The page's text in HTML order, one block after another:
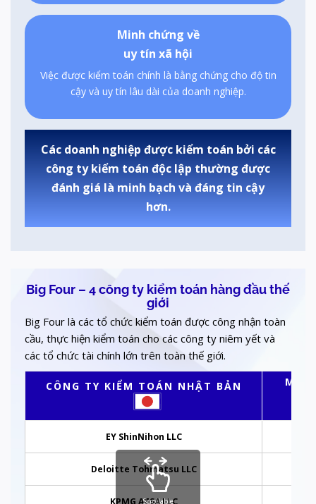
Minh chứng về
uy tín xã hội
Việc được kiểm toán chính là bằng chứng cho độ tin
cậy và uy tín lâu dài của doanh nghiệp.
Các doanh nghiệp được kiểm toán bởi các
công ty kiểm toán độc lập thường được
đánh giá là minh bạch và đáng tin cậy
hơn.
Big Four – 4 công ty kiểm toán hàng đầu thế
giới
Big Four là các tổ chức kiểm toán được công nhận toàn
cầu, thực hiện kiểm toán cho các công ty niêm yết và
các tổ chức tài chính lớn trên toàn thế giới.
CÔNG TY KIỂM TOÁN NHẬT BẢN
EY ShinNihon LLC
Deloitte Tohmatsu LLC
KPMG AZSA LLC
Scrollable